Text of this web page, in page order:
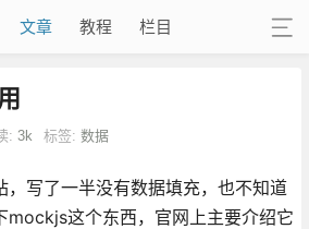
文章 教程 栏目
: 3k 标签: 数据
，写了一半没有数据填充，也不知道
mockjs这个东西，官网上主要介绍它